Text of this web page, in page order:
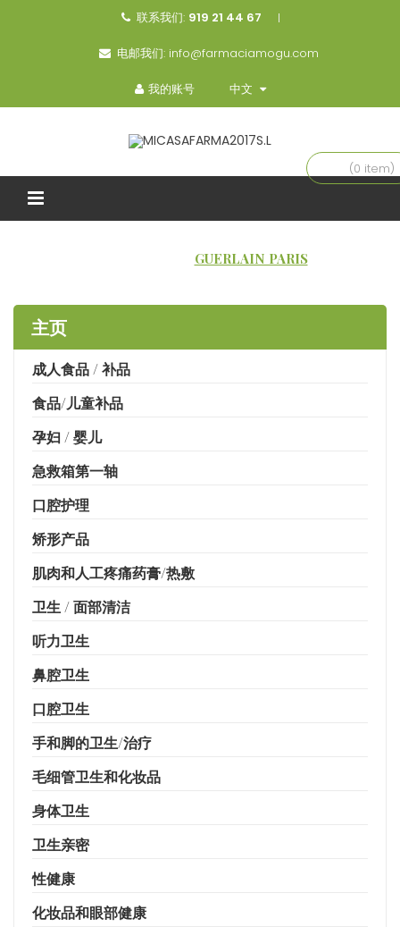
联系我们: 919 21 44 67
电邮我们: info@farmaciamogu.com
我的账号 中文
(0 item)
GUERLAIN PARIS
主页
成人食品 / 补品
食品/儿童补品
孕妇 / 婴儿
急救箱第一轴
口腔护理
矫形产品
肌肉和人工疼痛药膏/热敷
卫生 / 面部清洁
听力卫生
鼻腔卫生
口腔卫生
手和脚的卫生/治疗
毛细管卫生和化妆品
身体卫生
卫生亲密
性健康
化妆品和眼部健康